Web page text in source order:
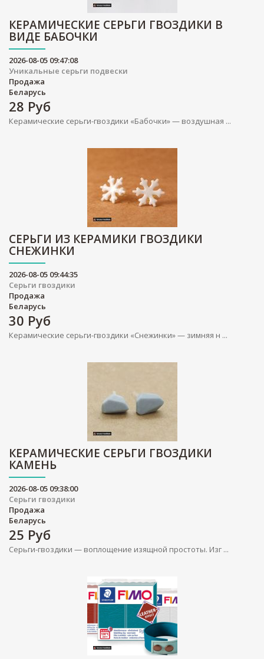
КЕРАМИЧЕСКИЕ СЕРЬГИ ГВОЗДИКИ В
ВИДЕ БАБОЧКИ
2026-08-05 09:47:08
Уникальные серьги подвески
Продажа
Беларусь
28 Руб
Керамические серьги-гвоздики «Бабочки» — воздушная ...
СЕРЬГИ ИЗ КЕРАМИКИ ГВОЗДИКИ
СНЕЖИНКИ
2026-08-05 09:44:35
Серьги гвоздики
Продажа
Беларусь
30 Руб
Керамические серьги-гвоздики «Снежинки» — зимняя н ...
КЕРАМИЧЕСКИЕ СЕРЬГИ ГВОЗДИКИ
КАМЕНЬ
2026-08-05 09:38:00
Серьги гвоздики
Продажа
Беларусь
25 Руб
Серьги-гвоздики — воплощение изящной простоты. Изг ...